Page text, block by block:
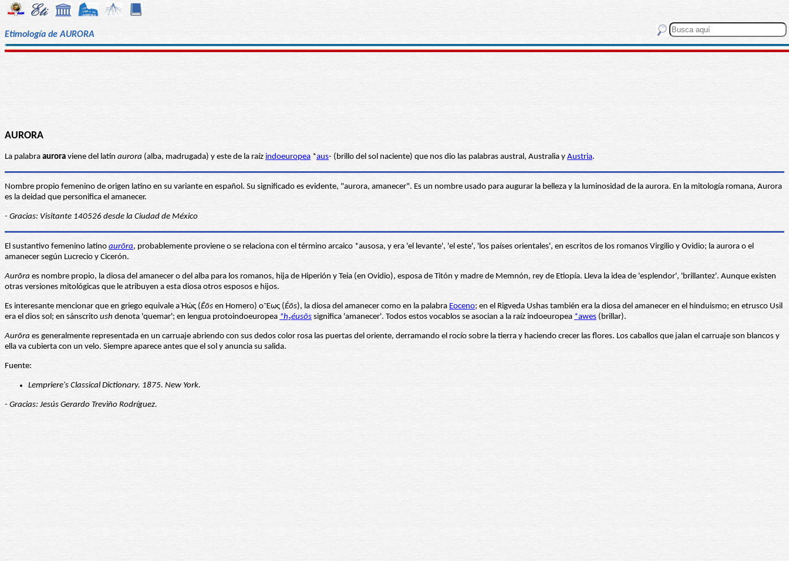
Etimología de AURORA
AURORA
La palabra aurora viene del latín aurora (alba, madrugada) y este de la raíz indoeuropea *aus- (brillo del sol naciente) que nos dio las palabras austral, Australia y Austria.
Nombre propio femenino de origen latino en su variante en español. Su significado es evidente, "aurora, amanecer". Es un nombre usado para augurar la belleza y la luminosidad de la aurora. En la mitología romana, Aurora
es la deidad que personifica el amanecer.
- Gracias: Visitante 140526 desde la Ciudad de México
El sustantivo femenino latino aurōra, probablemente proviene o se relaciona con el término arcaico *ausosa, y era 'el levante', 'el este', 'los países orientales', en escritos de los romanos Virgilio y Ovidio; la aurora o el
amanecer según Lucrecio y Cicerón.
Aurōra es nombre propio, la diosa del amanecer o del alba para los romanos, hija de Hiperión y Teia (en Ovidio), esposa de Titón y madre de Memnón, rey de Etiopía. Lleva la idea de 'esplendor', 'brillantez'. Aunque existen
otras versiones mitológicas que le atribuyen a esta diosa otros esposos e hijos.
Es interesante mencionar que en griego equivale a Ἠώς (Ēōs en Homero) o Ἕως (Éōs), la diosa del amanecer como en la palabra Eoceno; en el Rigveda Ushas también era la diosa del amanecer en el hinduismo; en etrusco Usil
era el dios sol; en sánscrito ush denota 'quemar'; en lengua protoindoeuropea *h₂éusōs significa 'amanecer'. Todos estos vocablos se asocian a la raíz indoeuropea *awes (brillar).
Aurōra es generalmente representada en un carruaje abriendo con sus dedos color rosa las puertas del oriente, derramando el rocío sobre la tierra y haciendo crecer las flores. Los caballos que jalan el carruaje son blancos y
ella va cubierta con un velo. Siempre aparece antes que el sol y anuncia su salida.
Fuente:
Lempriere's Classical Dictionary. 1875. New York.
- Gracias: Jesús Gerardo Treviño Rodríguez.